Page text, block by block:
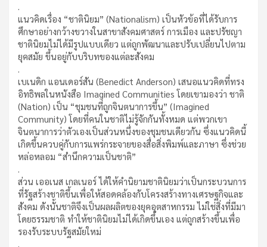
.
แนวคิดเรื่อง “ชาตินิยม” (Nationalism) เป็นหัวข้อที่ได้รับการ
ศึกษาอย่างกว้างขวางในสาขาสังคมศาสตร์ การเมือง และปรัชญา
ชาตินิยมไม่ได้มีรูปแบบเดียว แต่ถูกพัฒนาและปรับเปลี่ยนไปตาม
ยุคสมัย ขึ้นอยู่กับบริบทของแต่ละสังคม
.
เบเนดิก แอนเดอร์สัน (Benedict Anderson) เสนอแนวคิดที่ทรง
อิทธิพลในหนังสือ Imagined Communities โดยเขามองว่า ชาติ
(Nation) เป็น “ชุมชนที่ถูกจินตนาการขึ้น” (Imagined
Community) โดยที่คนในชาติไม่รู้จักกันทั้งหมด แต่พวกเขา
จินตนาการว่าตัวเองเป็นส่วนหนึ่งของชุมชนเดียวกัน ซึ่งแนวคิดนี้
เกิดขึ้นควบคู่กับการแพร่กระจายของสื่อสิ่งพิมพ์และภาษา ซึ่งช่วย
หล่อหลอม “สำนึกความเป็นชาติ”
.
ส่วน เออเนส เกลเนอร์ ได้ให้คำนิยามชาตินิยมว่าเป็นกระบวนการ
ที่รัฐสร้างชาติขึ้นเพื่อให้สอดคล้องกับโครงสร้างทางเศรษฐกิจและ
สังคม ดังนั้นชาติจึงเป็นผลผลิตของยุคอุตสาหกรรม ไม่ใช่สิ่งที่มีมา
โดยธรรมชาติ ทำให้ชาตินิยมไม่ได้เกิดขึ้นเอง แต่ถูกสร้างขึ้นเพื่อ
รองรับระบบรัฐสมัยใหม่
.